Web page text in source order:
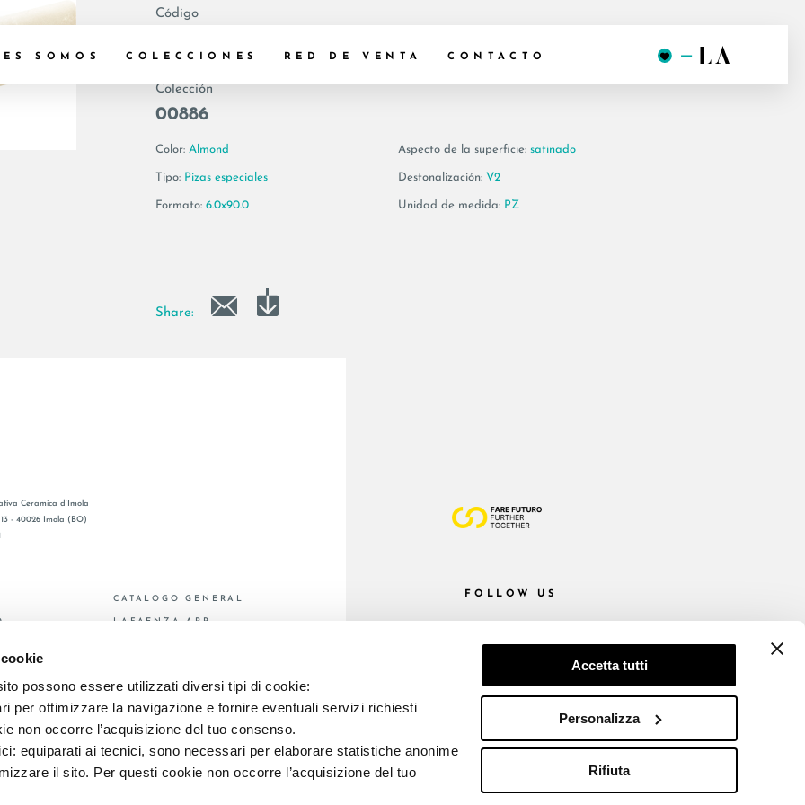
possono essere utilizzati diversi tipi di cookie:
per ottimizzare la navigazione e fornire eventuali servizi richiesti
non occorre l’acquisizione del tuo consenso.
equiparati ai tecnici, sono necessari per elaborare statistiche anonime
il sito. Per questi cookie non occorre l’acquisizione del tuo
Accetta tutti
Personalizza
Rifiuta
SOMOS COLECCIONES RED DE VENTA CONTACTO
Código
Colección
00886
Color: Almond
Tipo: Pizas especiales
Formato: 6.0x90.0
Aspecto de la superficie: satinado
Destonalización: V2
Unidad de medida: PZ
Share:
Ceramica d’Imola
- 40026 Imola (BO)
CATALOGO GENERAL
LAFAENZA APP
FOLLOW US
E REG. IMPR. BO 00286900378 R.E.A. BO 5545